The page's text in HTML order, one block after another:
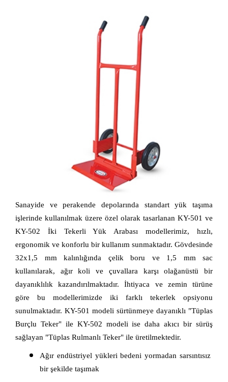
Sanayide ve perakende depolarında standart yük taşıma
işlerinde kullanılmak üzere özel olarak tasarlanan KY-501 ve
KY-502 İki Tekerli Yük Arabası modellerimiz, hızlı,
ergonomik ve konforlu bir kullanım sunmaktadır. Gövdesinde
32x1,5 mm kalınlığında çelik boru ve 1,5 mm sac
kullanılarak, ağır koli ve çuvallara karşı olağanüstü bir
dayanıklılık kazandırılmaktadır. İhtiyaca ve zemin türüne
göre bu modellerimizde iki farklı tekerlek opsiyonu
sunulmaktadır. KY-501 modeli sürtünmeye dayanıklı "Tüplas
Burçlu Teker" ile KY-502 modeli ise daha akıcı bir sürüş
sağlayan "Tüplas Rulmanlı Teker" ile üretilmektedir.
Ağır endüstriyel yükleri bedeni yormadan sarsıntısız
bir şekilde taşımak